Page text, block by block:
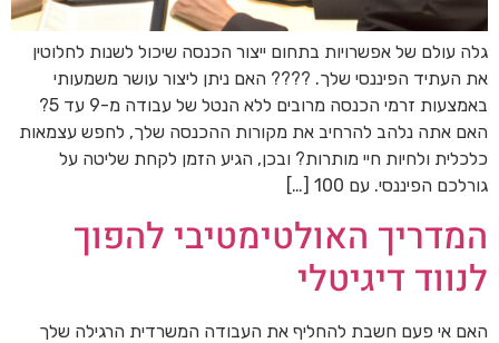
גלה עולם של אפשרויות בתחום ייצור הכנסה שיכול לשנות לחלוטין
את העתיד הפיננסי שלך. ???? האם ניתן ליצור עושר משמעותי
באמצעות זרמי הכנסה מרובים ללא הנטל של עבודה מ-9 עד 5?
האם אתה נלהב להרחיב את מקורות ההכנסה שלך, לחפש עצמאות
כלכלית ולחיות חיי מותרות? ובכן, הגיע הזמן לקחת שליטה על
גורלכם הפיננסי. עם 100 […]
המדריך האולטימטיבי להפוך
לנווד דיגיטלי
האם אי פעם חשבת להחליף את העבודה המשרדית הרגילה שלך